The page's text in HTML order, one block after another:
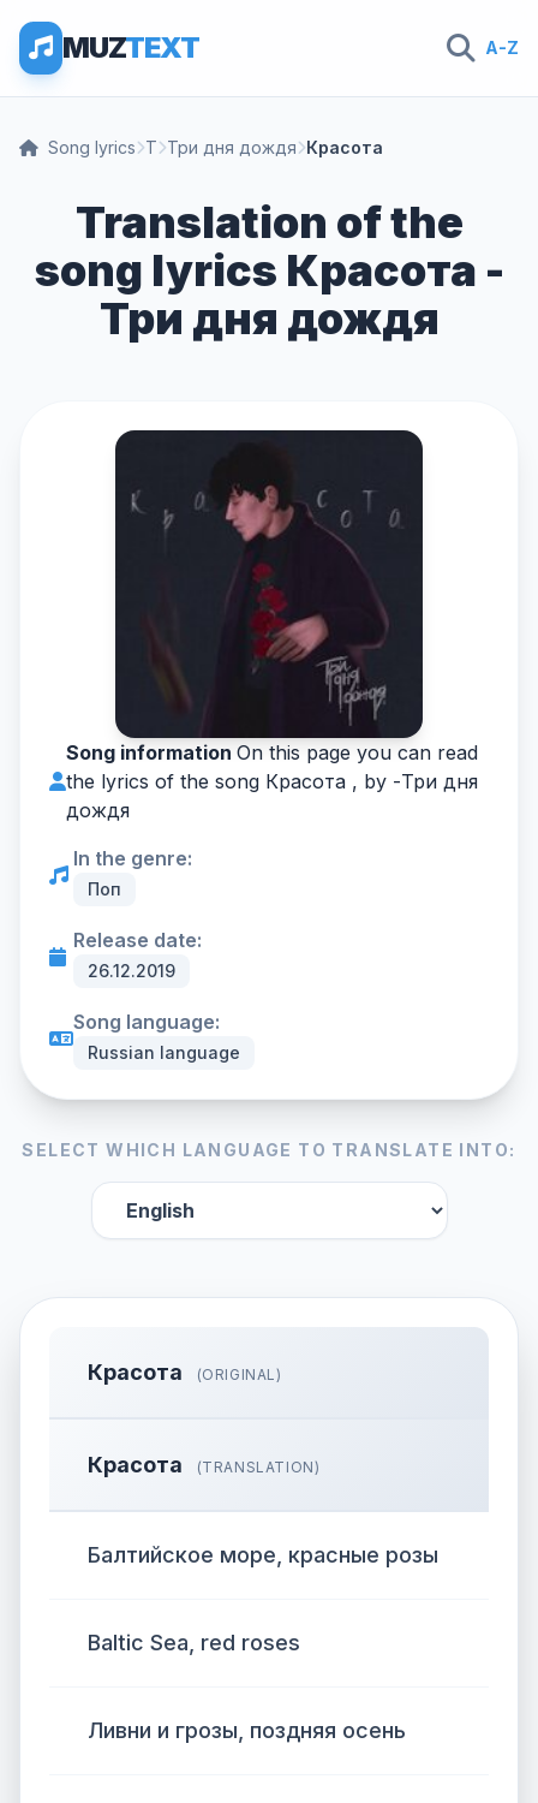
MUZTEXT A-Z
Song lyrics Т Три дня дождя Красота
Translation of the
song lyrics Красота -
Три дня дождя
Song information On this page you can read
the lyrics of the song Красота , by -Три дня
дождя
In the genre:
Поп
Release date:
26.12.2019
Song language:
Russian language
SELECT WHICH LANGUAGE TO TRANSLATE INTO:
Красота (ORIGINAL)
Красота (TRANSLATION)
Балтийское море, красные розы
Baltic Sea, red roses
Ливни и грозы, поздняя осень